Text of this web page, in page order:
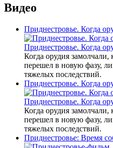
Видео
Приднестровье. Когда
Приднестровье. Когда
Когда орудия замолчали,
перешел в новую фазу,
тяжелых последствий.
Приднестровье. Когда
Приднестровье. Когда
Когда орудия замолчали,
перешел в новую фазу,
тяжелых последствий.
Приднестровье: Время